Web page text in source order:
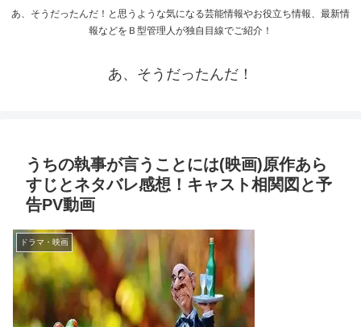
あ、そうだったんだ！と思うような気になる芸能情報やお役立ち情報、最新情
報などをＢ型管理人が独自目線でご紹介！
あ、そうだったんだ！
うちの執事が言うことには(映画)原作あら
すじとネタバレ感想！キャスト相関図と予
告PV動画
ドラマ・映画